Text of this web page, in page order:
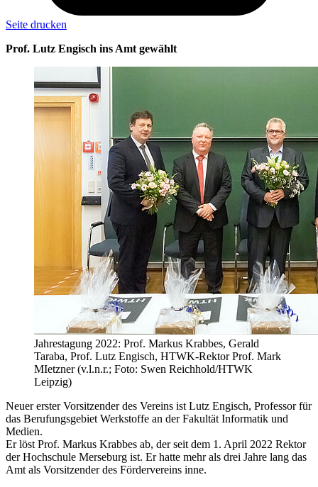
Seite drucken
Prof. Lutz Engisch ins Amt gewählt
Jahrestagung 2022: Prof. Markus Krabbes, Gerald
Taraba, Prof. Lutz Engisch, HTWK-Rektor Prof. Mark
MIetzner (v.l.n.r.; Foto: Swen Reichhold/HTWK
Leipzig)
Neuer erster Vorsitzender des Vereins ist Lutz Engisch, Professor für
das Berufungsgebiet Werkstoffe an der Fakultät Informatik und
Medien.
Er löst Prof. Markus Krabbes ab, der seit dem 1. April 2022 Rektor
der Hochschule Merseburg ist. Er hatte mehr als drei Jahre lang das
Amt als Vorsitzender des Fördervereins inne.